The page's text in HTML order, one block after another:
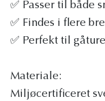
✅ Passer til både
✅ Findes i flere
✅ Perfekt til
Materiale:
Miljøcertificeret